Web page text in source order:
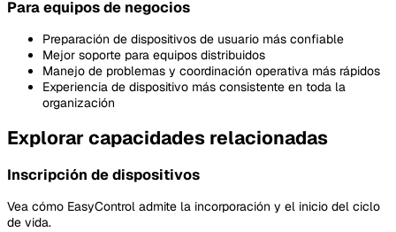
Para equipos de negocios
Preparación de dispositivos de usuario más confiable
Mejor soporte para equipos distribuidos
Manejo de problemas y coordinación operativa más rápidos
Experiencia de dispositivo más consistente en toda la
organización
Explorar capacidades relacionadas
Inscripción de dispositivos
Vea cómo EasyControl admite la incorporación y el inicio del ciclo
de vida.